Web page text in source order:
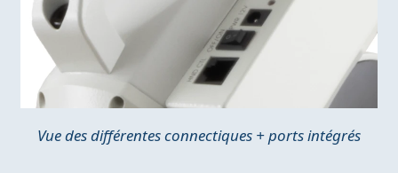
Vue des différentes connectiques + ports intégrés